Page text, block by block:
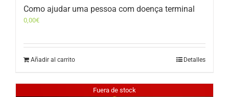
Como ajudar uma pessoa com doença terminal
0,00€
Añadir al carrito Detalles
Fuera de stock